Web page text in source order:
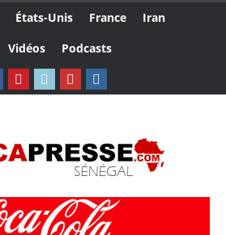
États-Unis France
Iran
Vidéos Podcasts